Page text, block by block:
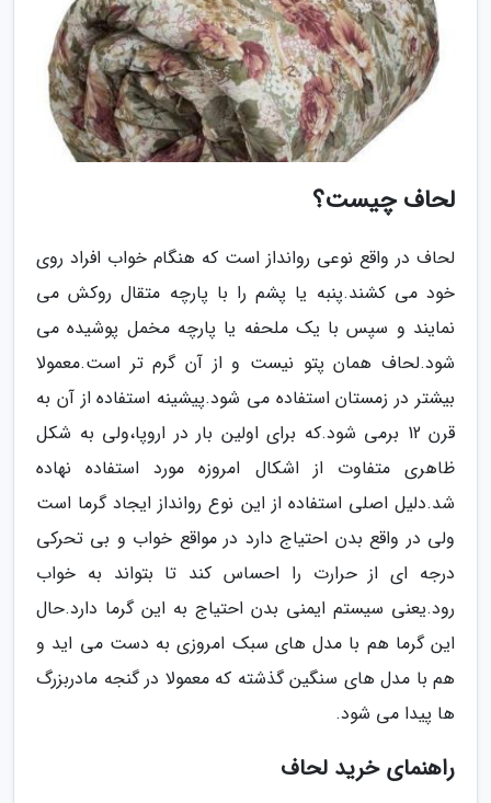
لحاف چیست؟
لحاف در واقع نوعی روانداز است که هنگام خواب افراد روی
خود می کشند.پنبه یا پشم را با پارچه متقال روکش می
نمایند و سپس با یک ملحفه یا پارچه مخمل پوشیده می
شود.لحاف همان پتو نیست و از آن گرم تر است.معمولا
بیشتر در زمستان استفاده می شود.پیشینه استفاده از آن به
قرن 12 برمی شود.که برای اولین بار در اروپا،ولی به شکل
ظاهری متفاوت از اشکال امروزه مورد استفاده نهاده
شد.دلیل اصلی استفاده از این نوع روانداز ایجاد گرما است
ولی در واقع بدن احتیاج دارد در مواقع خواب و بی تحرکی
درجه ای از حرارت را احساس کند تا بتواند به خواب
رود.یعنی سیستم ایمنی بدن احتیاج به این گرما دارد.حال
این گرما هم با مدل های سبک امروزی به دست می اید و
هم با مدل های سنگین گذشته که معمولا در گنجه مادربزرگ
ها پیدا می شود.
راهنمای خرید لحاف